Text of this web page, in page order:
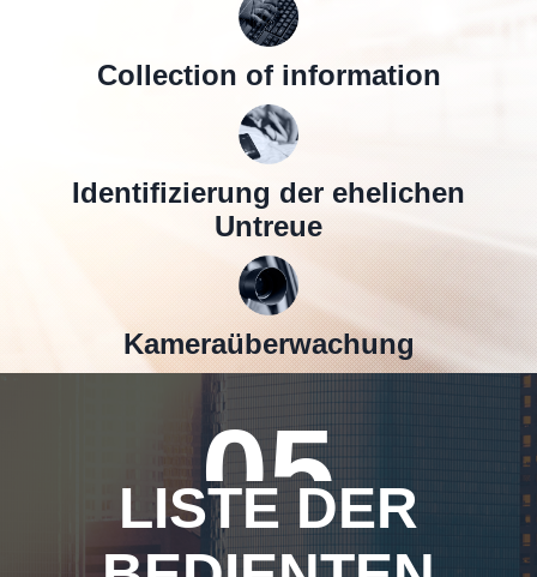
Collection of information
Identifizierung der ehelichen
Untreue
Kameraüberwachung
05
LISTE DER